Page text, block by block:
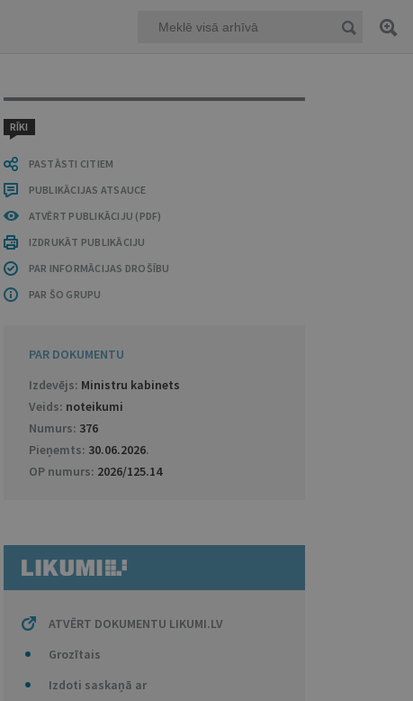
RĪKI
PASTĀSTI CITIEM
PUBLIKĀCIJAS ATSAUCE
ATVĒRT PUBLIKĀCIJU (PDF)
IZDRUKĀT PUBLIKĀCIJU
PAR INFORMĀCIJAS DROŠĪBU
PAR ŠO GRUPU
PAR DOKUMENTU
Izdevējs: Ministru kabinets
Veids: noteikumi
Numurs: 376
Pieņemts: 30.06.2026.
OP numurs: 2026/125.14
ATVĒRT DOKUMENTU LIKUMI.LV
Grozītais
Izdoti saskaņā ar